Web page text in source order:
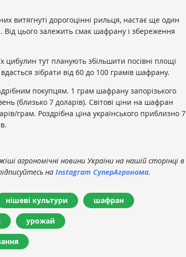
них витягнуті дорогоцінні рильця, настає ще один
цього залежить смак шафрану і збереження
цибулин тут планують збільшити посівні площі
зібрати від 60 до 100 грамів шафрану.
покупцям. 1 грам шафрану запорізького
(близько 7 доларів). Світові ціни на шафран
грам. Роздрібна ціна українського приблизно 7
агрономічні новини України на нашій сторінці в
на Instagram СуперАгронома.
нішеві культури шафран
урожай